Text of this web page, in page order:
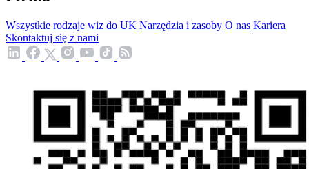
Wszystkie rodzaje wiz do UK Narzędzia i zasoby O nas Kariera
Skontaktuj się z nami